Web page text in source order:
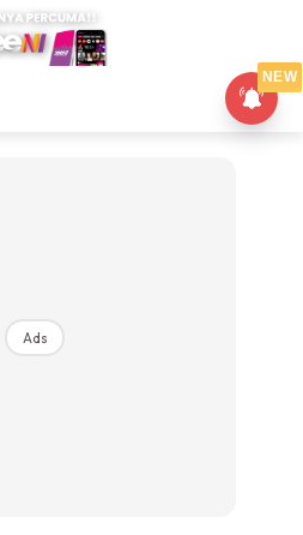
Ads
NEW